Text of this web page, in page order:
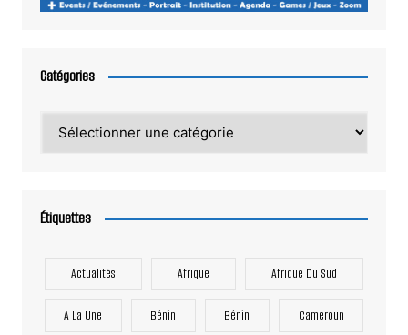
Catégories
Étiquettes
Actualités Afrique Afrique Du Sud
A La Une Bénin Bénin Cameroun